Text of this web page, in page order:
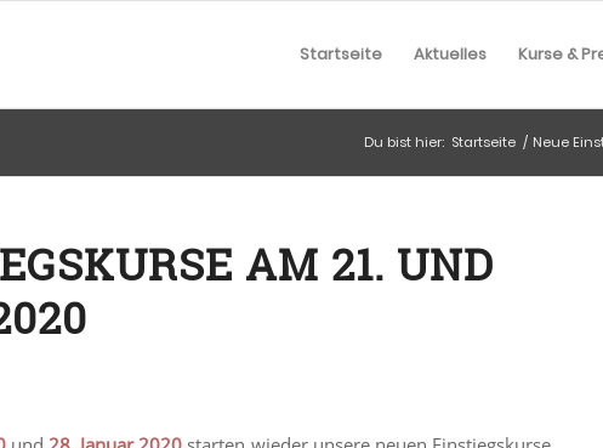
Startseite Aktuelles Kurse &
Du bist hier: Startseite / Neue
AM 21. UND